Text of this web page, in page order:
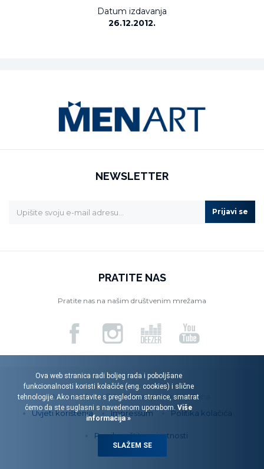
Datum izdavanja
26.12.2012.
NEWSLETTER
Prijavi se
PRATITE NAS
Pratite nas na našim društvenim mrežama
Menart d.o.o. © 2026. Sva prava pridržana.
Uvjeti korištenja
Impressum Politika kolačića
Pravila zaštite privatnosti
Ova web stranica radi boljeg rada i poboljšane
funkcionalnosti koristi kolačiće (eng. cookies) i slične
tehnologije. Ako nastavite s pregledom stranice, smatrat
ćemo da ste suglasni s navedenom uporabom. Više
informacija »
SLAŽEM SE